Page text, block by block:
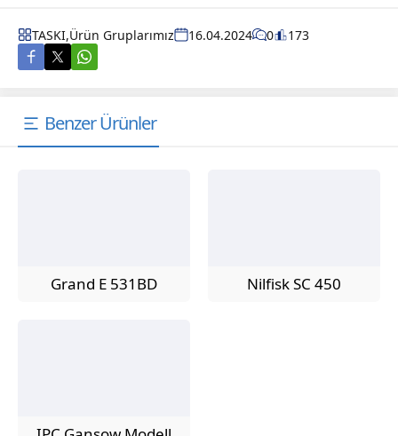
TASKI,Ürün Gruplarımız 16.04.2024 0 173
Benzer Ürünler
Grand E 531BD Nilfisk SC 450
Ba Teknik